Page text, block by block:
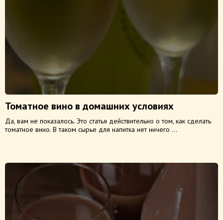
Томатное вино в домашних условиях
Да, вам не показалось. Это статья действительно о том, как сделать
томатное вино. В таком сырье для напитка нет ничего ...